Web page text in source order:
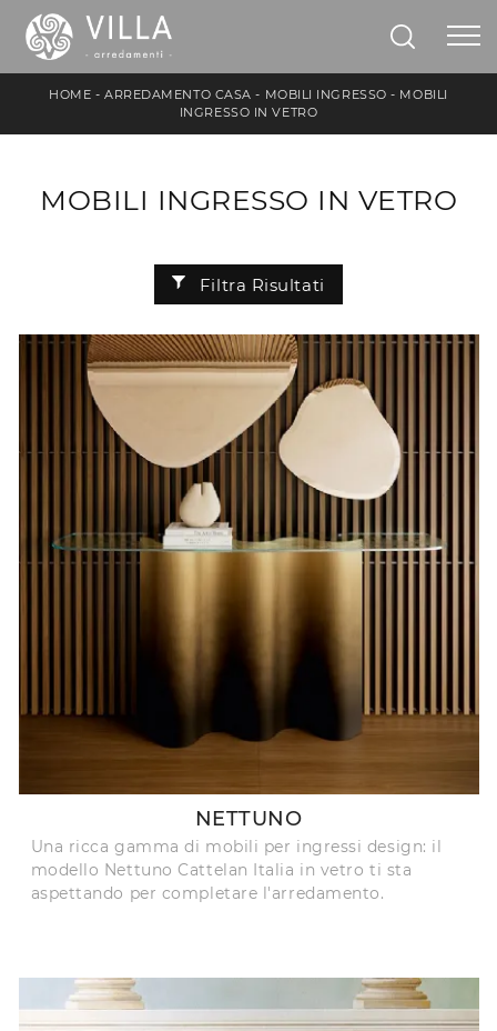
HOME -ARREDAMENTO CASA - MOBILI INGRESSO - MOBILI
INGRESSO IN VETRO
MOBILI INGRESSO IN VETRO
Filtra Risultati
NETTUNO
Una ricca gamma di mobili per ingressi design: il
modello Nettuno Cattelan Italia in vetro ti sta
aspettando per completare l'arredamento.